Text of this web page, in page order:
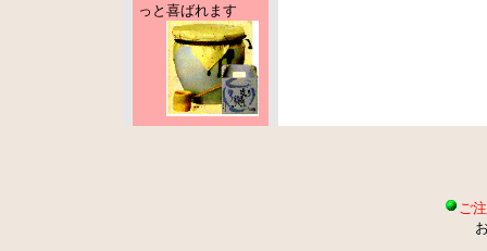
っと喜ばれます
ご
お問い合わ